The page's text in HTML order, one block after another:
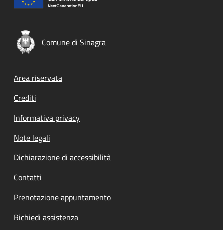
Comune di Sinagra
Footer menu
Area riservata
Crediti
Informativa privacy
Note legali
Dichiarazione di accessibilità
Contatti
Prenotazione appuntamento
Richiedi assistenza